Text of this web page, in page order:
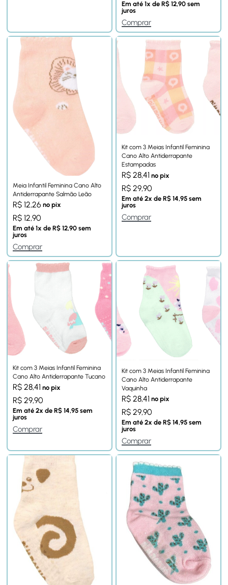
Em até 1x de R$ 12,90 sem
juros
Comprar
Meia Infantil Feminina Cano Alto
Antiderrapante Salmão Leão
R$ 12,26 no pix
R$ 12,90
Em até 1x de R$ 12,90 sem
juros
Comprar
Kit com 3 Meias Infantil Feminina
Cano Alto Antiderrapante
Estampadas
R$ 28,41 no pix
R$ 29,90
Em até 2x de R$ 14,95 sem
juros
Comprar
Kit com 3 Meias Infantil Feminina
Cano Alto Antiderrapante Tucano
R$ 28,41 no pix
R$ 29,90
Em até 2x de R$ 14,95 sem
juros
Comprar
Kit com 3 Meias Infantil Feminina
Cano Alto Antiderrapante
Vaquinha
R$ 28,41 no pix
R$ 29,90
Em até 2x de R$ 14,95 sem
juros
Comprar